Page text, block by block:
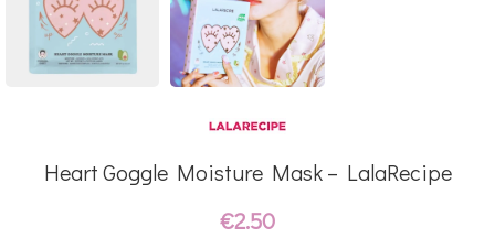
Heart Goggle Moisture Mask – LalaRecipe
€2.50